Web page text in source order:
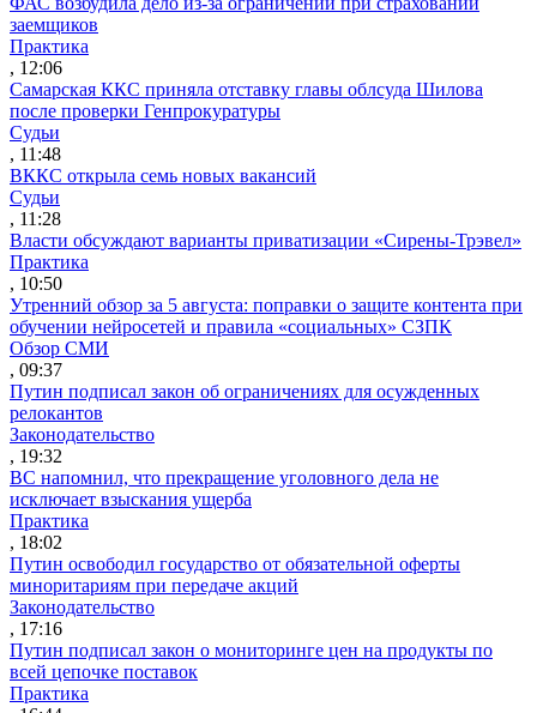
заемщиков
Практика
, 12:06
Самарская ККС приняла отставку главы облсуда Шилова
после проверки Генпрокуратуры
Судьи
, 11:48
ВККС открыла семь новых вакансий
Судьи
, 11:28
Власти обсуждают варианты приватизации «Сирены-Трэвел»
Практика
, 10:50
Утренний обзор за 5 августа: поправки о защите контента при
обучении нейросетей и правила «социальных» СЗПК
Обзор СМИ
, 09:37
Путин подписал закон об ограничениях для осужденных
релокантов
Законодательство
, 19:32
ВС напомнил, что прекращение уголовного дела не
исключает взыскания ущерба
Практика
, 18:02
Путин освободил государство от обязательной оферты
миноритариям при передаче акций
Законодательство
, 17:16
Путин подписал закон о мониторинге цен на продукты по
всей цепочке поставок
Практика